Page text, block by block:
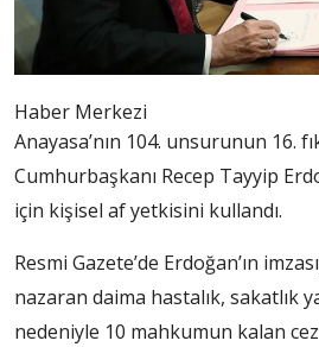
Haber Merkezi
Anayasa’nın 104. unsurunun 16.
Cumhurbaşkanı Recep Tayyip
için kişisel af yetkisini kullandı.
Resmi Gazete’de Erdoğan’ın
nazaran daima hastalık, sakatlık
nedeniyle 10 mahkumun kalan